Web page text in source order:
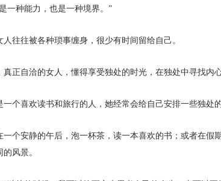
一种能力，也是一种境界。”
人往往被各种琐事缠身，很少有时间留给自己。
真正自洽的女人，懂得享受独处的时光，在独处中寻找内心
一个喜欢读书和旅行的人，她经常会给自己安排一些独处的
一个安静的午后，泡一杯茶，读一本喜欢的书；或者在假
风景。